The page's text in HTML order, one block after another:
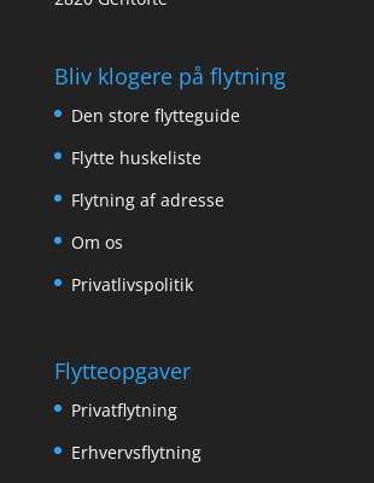
Bliv klogere på flytning
Den store flytteguide
Flytte huskeliste
Flytning af adresse
Om os
Privatlivspolitik
Flytteopgaver
Privatflytning
Erhvervsflytning